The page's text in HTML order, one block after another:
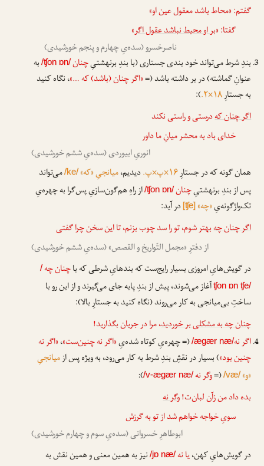
گفتم: «محاط باشد معقول عین او»
گفتا: «بر او محیط نباشد عقول اگر»
ناصرخسرو (سده‌یِ چهارم و پنجم خورشیدی)
بندِ شرط می‌تواند خود بندی جستاری (با بندِ برنهشتیِچنان/ʧon ɒn/به
عنوانِ گماشته) در بر داشته باشد (=«اگر چنان (باشد) که …»، نگاه کنید
به جستارِ۱۸×۲.
):
اگر چنان کهدرستی و راستی نکند
خدای باد به محشر میانِ ما داور
انوریِ ابیوردی (سده‌یِ ششم خورشیدی)
همان گونه که در جستارِ۱۶×پ×پ. دیدیم،میانجیِ «که»/ke/
می‌تواند
پس از بندِ برنهشتیِچنان/ʧon ɒn/از راهِ هم‌گون‌سازیِ پس‌گرا به چهره‌یِ
تک‌واژگونه‌یِ«چه» [ʧe]
در آید:
اگر چنان چهبهتر شوم، تو را سد چوب بزنم، تا این سخن چرا گفتی
از دفترِ «مجمل التّواریخ و القصص» (سده‌یِ ششم خورشیدی)
در گویش‌هایِ امروزی بسیار رایج‌ست که بندهایِ شرطی که باچنان چه/
ʧon ɒn ʧe/آغاز می‌شوند، پیش از بندِ پایه جای می‌گیرند و از این رو با
ساختِ بی‌میانجی به کار می‌روند (نگاه کنید به جستارِ بالا):
چنان چه به مشکلی بر خوردید، مرا در جریان بگذارید!
اگر نه/ægær næ/(= چهره‌یِ کوتاه شده‌یِ«اگر نه چنین‌ست»،«اگر نه
چنین بود») بسیار در نقشِ بندِ شرط به کار می‌رود، به ویژه پس ازمیانجیِ
«و»/væ/
(=وگر نه/v-ægær næ/
):
بده داد من زآن لبان‌ت!وگر نه
سویِ خواجه خواهم شد از تو به گرزش
ابوطاهرِ خسروانی (سده‌یِ سوم و چهارم خورشیدی)
در گویش‌هایِ کهن،یا نه/jɒ næ/نیز به همین معنی و همین نقش به